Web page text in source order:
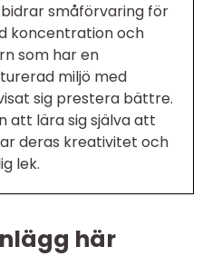
småförvaring för
koncentration och
som har en
miljö med
sig prestera bättre.
att lära sig själva att
deras kreativitet och
lek.
här